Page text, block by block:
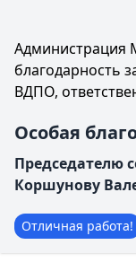
Администрация
благодарность
ВДПО,
Особая
Коршунову
Отличная работа!